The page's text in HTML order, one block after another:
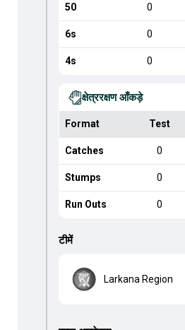
50 0
6s 0
4s 0
क्षेत्ररक्षण आँकड़े
Format Test
Catches 0
Stumps 0
Run Outs 0
टीमें
Larkana Region